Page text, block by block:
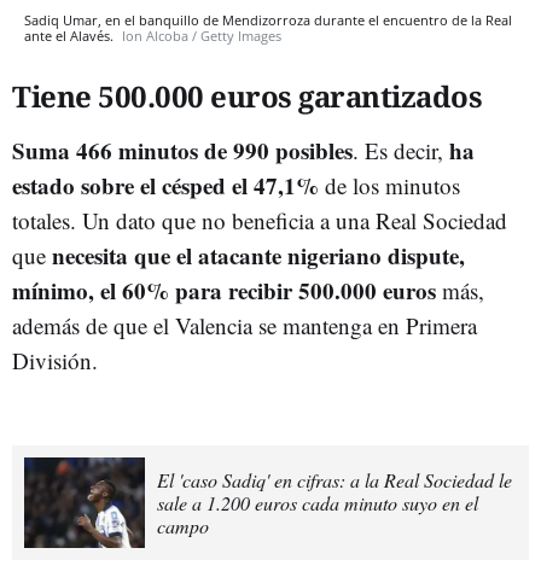
Sadiq Umar, en el banquillo de Mendizorroza durante el encuentro de la Real
ante el Alavés. Ion Alcoba / Getty Images
Tiene 500.000 euros garantizados
Suma 466 minutos de 990 posibles. Es decir, ha
estado sobre el césped el 47,1% de los minutos
totales. Un dato que no beneficia a una Real Sociedad
que necesita que el atacante nigeriano dispute,
mínimo, el 60% para recibir 500.000 euros más,
además de que el Valencia se mantenga en Primera
División.
El 'caso Sadiq' en cifras: a la Real Sociedad le
sale a 1.200 euros cada minuto suyo en el
campo